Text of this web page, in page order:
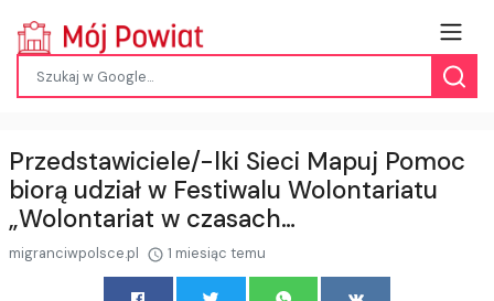
Przedstawiciele/-lki Sieci Mapuj Pomoc
biorą udział w Festiwalu Wolontariatu
„Wolontariat w czasach…
migranciwpolsce.pl 1 miesiąc temu